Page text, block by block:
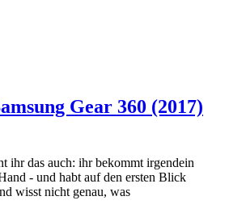
Gear 360 (2017)
ihr das auch: ihr bekommt irgendein
- und habt auf den ersten Blick
wisst nicht genau, was